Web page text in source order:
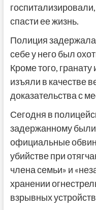
спасти ее жизнь.
Полиция
себе у него был
Кроме того,
изъяли в качестве
доказательства с
Сегодня в
задержанному
официальные
убийстве при
члена семьи» и
хранении
взрывных